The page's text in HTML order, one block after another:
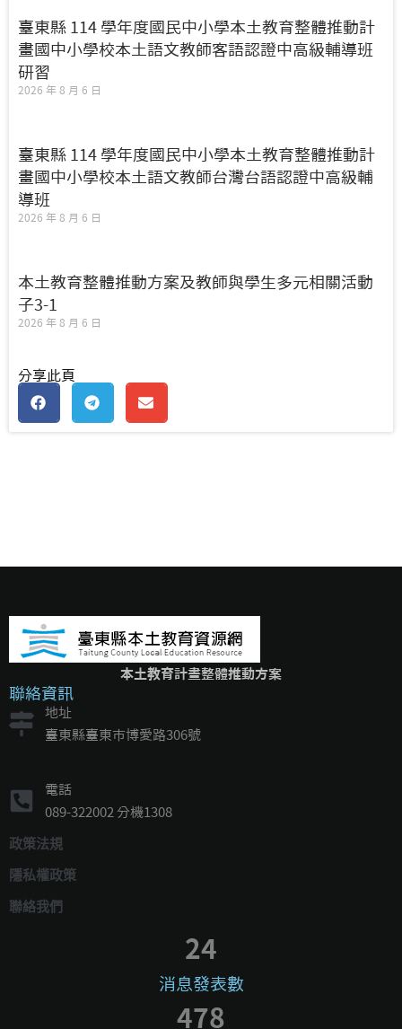
臺東縣 114 學年度國民中小學本土教育整體推動計
畫國中小學校本土語文教師客語認證中高級輔導班
研習
2026 年 8 月 6 日
臺東縣 114 學年度國民中小學本土教育整體推動計
畫國中小學校本土語文教師台灣台語認證中高級輔
導班
2026 年 8 月 6 日
本土教育整體推動方案及教師與學生多元相關活動
子3-1
2026 年 8 月 6 日
分享此頁
本土教育計畫整體推動方案
聯絡資訊
地址
臺東縣臺東市博愛路306號
電話
089-322002 分機1308
政策法規
隱私權政策
聯絡我們
消息發表數
24
478